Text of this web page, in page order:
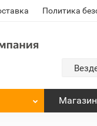
Политика